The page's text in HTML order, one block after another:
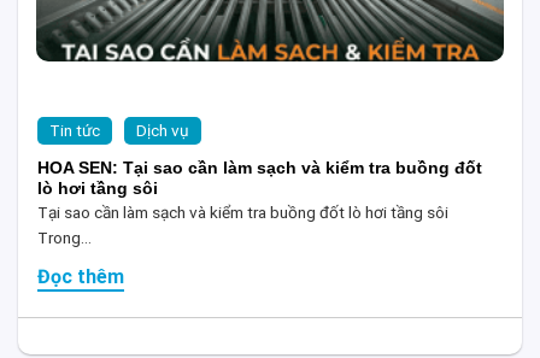
Tin tức Dịch vụ
HOA SEN: Tại sao cần làm sạch và kiểm tra buồng đốt
lò hơi tầng sôi
Tại sao cần làm sạch và kiểm tra buồng đốt lò hơi tầng sôi
Trong...
Đọc thêm